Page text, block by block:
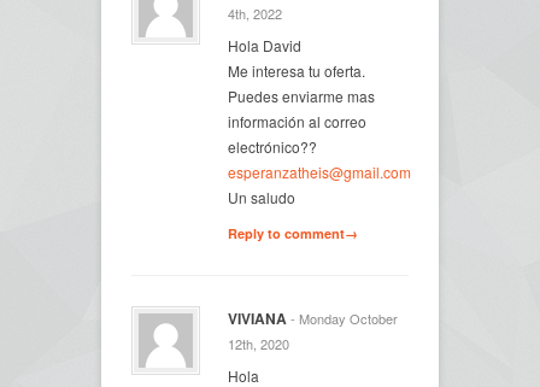
4th, 2022
Hola David
Me interesa tu oferta.
Puedes enviarme mas
información al correo
electrónico??
esperanzatheis@gmail.com
Un saludo
Reply to comment→
VIVIANA- Monday October
12th, 2020
Hola